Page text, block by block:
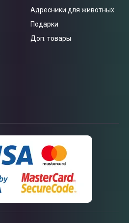
Адресники для животных
Подарки
Доп. товары